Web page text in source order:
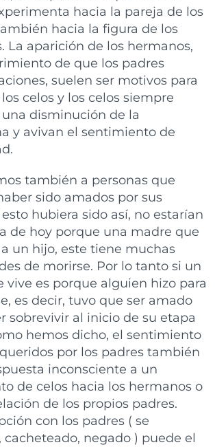
hacia la pareja de los
hacia la figura de los
La aparición de los hermanos,
de que los padres
suelen ser motivos para
celos y los celos siempre
disminución de la
y avivan el sentimiento de
también a personas que
sido amados por sus
esto hubiera sido así, no estarían
de hoy porque una madre que
un hijo, este tiene muchas
de morirse. Por lo tanto si un
vive es porque alguien hizo para
es decir, tuvo que ser amado
sobrevivir al inicio de su etapa
hemos dicho, el sentimiento
por los padres también
inconsciente a un
de celos hacia los hermanos o
de los propios padres.
con los padres ( se
cacheteado, negado ) puede el